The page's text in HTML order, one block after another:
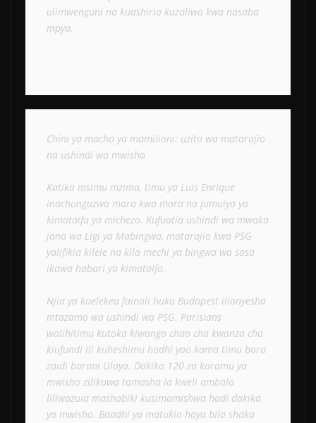
ulimwenguni na kuashiria kuzaliwa kwa nasaba
mpya.
Chini ya macho ya mamilioni: uzito wa matarajio
na ushindi wa mwisho
Katika msimu mzima, timu ya Luis Enrique
inachunguzwa mara kwa mara na jumuiya ya
kimataifa ya michezo. Kufuatia ushindi wa mwaka
jana wa Ligi ya Mabingwa, matarajio kwa PSG
yalifikia kilele na kila mechi ya bingwa wa sasa
ikawa habari ya kimataifa.
Njia ya kuelekea fainali huko Budapest ilionyesha
mtazamo wa ushindi wa PSG. Parisians
walihitimu kutoka kiwango chao cha kwanza cha
kiufundi ili kuheshimu hadhi yao kama timu bora
zaidi barani Ulaya. Dakika 120 za karamu ya
mwisho zilikuwa tamasha la kweli ambalo
liliwazuia mashabiki kusimamishwa hadi dakika
ya mwisho. Baadhi ya matukio haya bila shaka